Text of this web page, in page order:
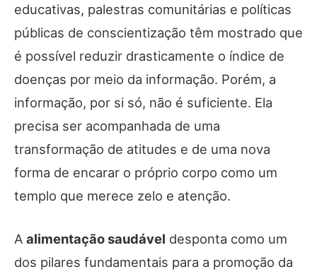
educativas, palestras comunitárias e políticas
públicas de conscientização têm mostrado que
é possível reduzir drasticamente o índice de
doenças por meio da informação. Porém, a
informação, por si só, não é suficiente. Ela
precisa ser acompanhada de uma
transformação de atitudes e de uma nova
forma de encarar o próprio corpo como um
templo que merece zelo e atenção.
A alimentação saudável desponta como um
dos pilares fundamentais para a promoção da